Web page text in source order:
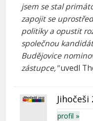
jsem se stal
zapojit se
politiky a opustit
společnou
Budějovice
zástupce,"uvedl
Jihočeši
profil »